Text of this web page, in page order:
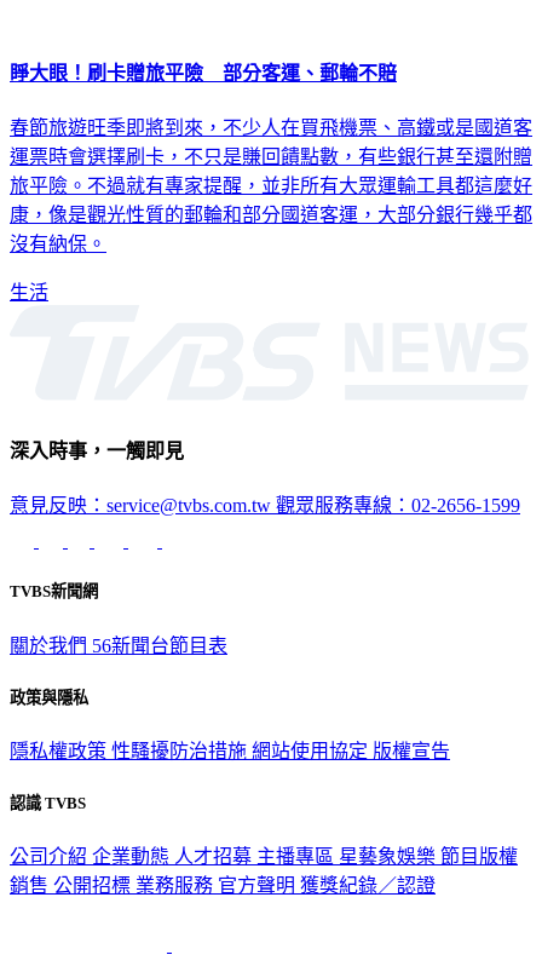
睜大眼！刷卡贈旅平險 部分客運、郵輪不賠
春節旅遊旺季即將到來，不少人在買飛機票、高鐵或是國道客
運票時會選擇刷卡，不只是賺回饋點數，有些銀行甚至還附贈
旅平險。不過就有專家提醒，並非所有大眾運輸工具都這麼好
康，像是觀光性質的郵輪和部分國道客運，大部分銀行幾乎都
沒有納保。
生活
深入時事，一觸即見
意見反映：service@tvbs.com.tw 觀眾服務專線：02-2656-1599
TVBS新聞網
關於我們 56新聞台節目表
政策與隱私
隱私權政策 性騷擾防治措施 網站使用協定 版權宣告
認識 TVBS
公司介紹 企業動態 人才招募 主播專區 星藝象娛樂 節目版權
銷售 公開招標 業務服務 官方聲明 獲獎紀錄／認證